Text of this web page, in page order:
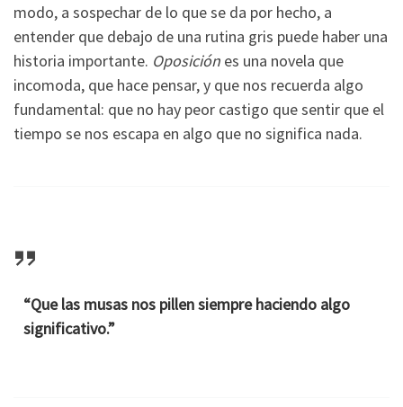
modo, a sospechar de lo que se da por hecho, a
entender que debajo de una rutina gris puede haber una
historia importante. Oposición es una novela que
incomoda, que hace pensar, y que nos recuerda algo
fundamental: que no hay peor castigo que sentir que el
tiempo se nos escapa en algo que no significa nada.
“Que las musas nos pillen siempre haciendo algo
significativo.”